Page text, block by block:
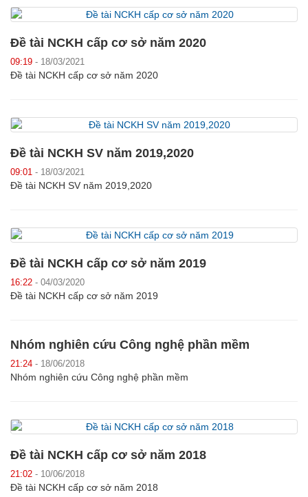
Đề tài NCKH cấp cơ sở năm 2020
09:19 - 18/03/2021
Đề tài NCKH cấp cơ sở năm 2020
Đề tài NCKH SV năm 2019,2020
09:01 - 18/03/2021
Đề tài NCKH SV năm 2019,2020
Đề tài NCKH cấp cơ sở năm 2019
16:22 - 04/03/2020
Đề tài NCKH cấp cơ sở năm 2019
Nhóm nghiên cứu Công nghệ phần mềm
21:24 - 18/06/2018
Nhóm nghiên cứu Công nghệ phần mềm
Đề tài NCKH cấp cơ sở năm 2018
21:02 - 10/06/2018
Đề tài NCKH cấp cơ sở năm 2018